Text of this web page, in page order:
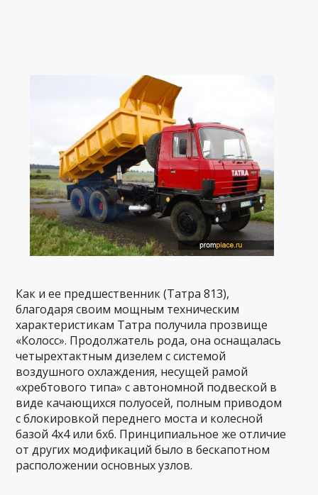
Как и ее предшественник (Татра 813),
благодаря своим мощным техническим
характеристикам Татра получила прозвище
«Колосс». Продолжатель рода, она оснащалась
четырехтактным дизелем с системой
воздушного охлаждения, несущей рамой
«хребтового типа» с автономной подвеской в
виде качающихся полуосей, полным приводом
с блокировкой переднего моста и колесной
базой 4х4 или 6х6. Принципиальное же отличие
от других модификаций было в бескапотном
расположении основных узлов.